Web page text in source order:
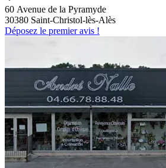
60 Avenue de la Pyramyde
30380 Saint-Christol-lès-Alès
Déposez le premier avis !